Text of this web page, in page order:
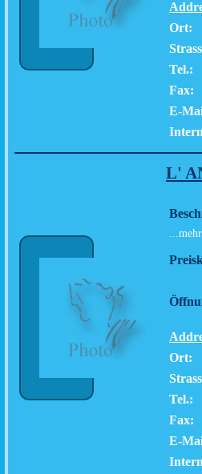
Ort:
Tel.:
Fax:
E-
L'
...mehr
Ort:
Tel.:
Fax:
E-